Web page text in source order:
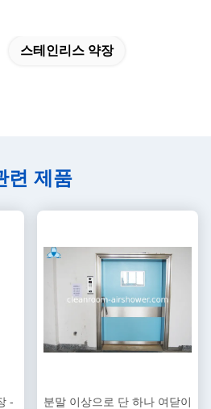
스테인리스 약장
련 제품
-
분말 이상으로 단 하나 여닫이